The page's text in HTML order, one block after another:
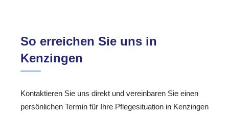
So erreichen Sie uns in
Kenzingen
Kontaktieren Sie uns direkt und vereinbaren Sie einen
persönlichen Termin für Ihre Pflegesituation in Kenzingen